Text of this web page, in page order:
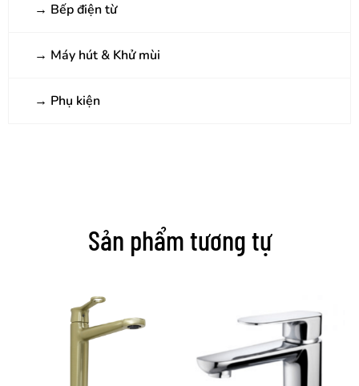
→ Bếp điện từ
→ Máy hút & Khử mùi
→ Phụ kiện
Sản phẩm tương tự